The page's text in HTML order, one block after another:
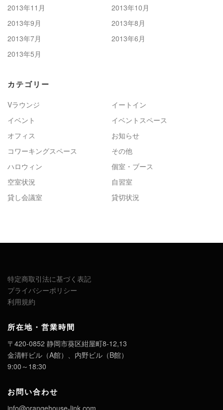
2013年11月
2013年10月
2013年9月
2013年8月
2013年7月
2013年6月
2013年5月
カテゴリー
Vラウンジ
イートイン
イベント
イベントスペース
オフィス
お知らせ
コワーキングスペース
その他
ハロウィン
個室・ブース
空室状況
自習室
貸し会議室
貸切状況
特定商取引法に基づく表記
プライバシーポリシー
利用規約
所在地・営業時間
〒420-0852 静岡市葵区紺屋町8-12,13
金清軒ビル（A館）、内野ビル（B館）
9:00～18:30
お問い合わせ
info@orangehouse-link.com